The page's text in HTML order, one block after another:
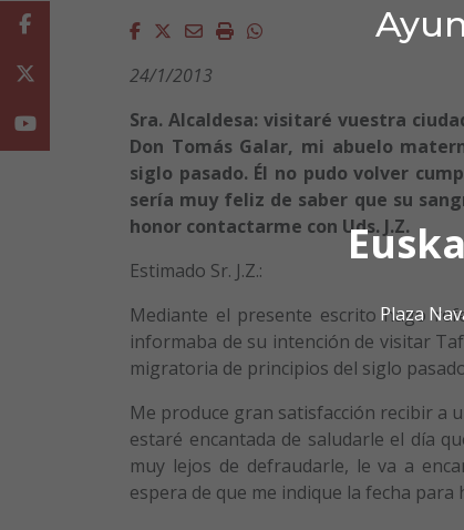
Plaza
Facebook
Twitter
EmailImprimirWhatsapp
24/1/2013
Sra. Alcaldesa: visitaré vuestra
Don Tomás Galar, mi abuelo
siglo pasado. Él no pudo volver
sería muy feliz de saber que su
honor contactarme con Uds. J.Z.
Estimado Sr. J.Z.:
Mediante el presente escrito hago
informaba de su intención de visitar
migratoria de principios del siglo
Me produce gran satisfacción recibir a
estaré encantada de saludarle el día
muy lejos de defraudarle, le va a
espera de que me indique la fecha para
Facebook
Youtube